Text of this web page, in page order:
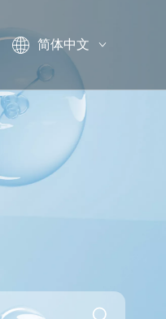
简体中文
English
Pусский